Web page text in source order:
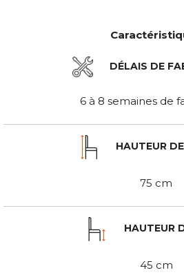
DÉLAIS DE
6 à 8 semaines de
HAUTEUR
75 cm
HAUTEUR
45 cm